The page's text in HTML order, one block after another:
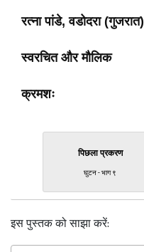
रत्ना पांडे, वडोदरा (गुजरात)
स्वरचित और मौलिक
क्रमशः
पिछला प्रकरण
घुटन - भाग ९
इस पुस्तक को साझा करें: